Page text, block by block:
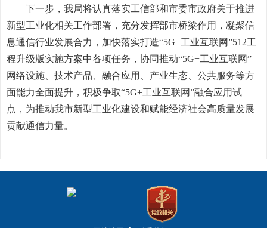
下一步，我局将认真落实工信部和市委市政府关于推进
新型工业化相关工作部署，充分发挥部市桥梁作用，凝聚信
息通信行业发展合力，加快落实打造“5G+工业互联网”512工
程升级版实施方案中各项任务，协同推动“5G+工业互联网”
网络设施、技术产品、融合应用、产业生态、公共服务等方
面能力全面提升，积极争取“5G+工业互联网”融合应用试
点，为推动我市新型工业化建设和赋能经济社会高质量发展
贡献通信力量。